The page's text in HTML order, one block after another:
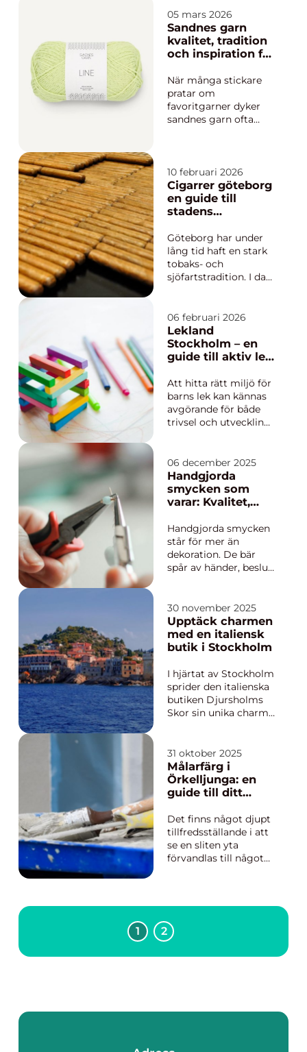
bästa möjliga sätt. En
optiker är en viktig
del av at...
05 mars 2026
Sandnes garn
kvalitet, tradition
och inspiration för
När många stickare
pratar om
favoritgarner dyker
sandnes garn ofta
modern design gör
varumärket starkt,
både bland nybörjare
och erfarna
passar lika bra till
vardagsplagg s...
10 februari 2026
Cigarrer göteborg
en guide till
stadens
Göteborg har under
lång tid haft en stark
tobaks- och
sjöfartstradition. I dag
Många söker efter
Cigarrer Göteborg för
att hitta allt från enkla
vardagscigarrer till
premiumstickor för
speciella t...
06 februari 2026
Lekland
Stockholm – en
guide till aktiv lek
Att hitta rätt miljö för
barns lek kan kännas
avgörande för både
trivsel och utveckling.
erbjuder mer än bara
rutschkanor och
bollhav. Här möts
rörelse, fantas...
06 december 2025
Handgjorda
smycken som
varar: Kvalitet,
hållbarhet
Handgjorda smycken
står för mer än
dekoration. De bär
spår av händer, beslut
berättar om verktyg,
material och omsorg.
I en värld fylld av
likriktning blir h...
30 november 2025
Upptäck charmen
med en italiensk
butik i Stockholm
I hjärtat av Stockholm
sprider den italienska
butiken Djursholms
Skor sin unika charm.
traditionell italiensk
elegans möter den
moderna storstadens
puls. En oas för de sti...
31 oktober 2025
Målarfärg i
Örkelljunga: en
guide till ditt
målarprojekt
Det finns något djupt
tillfredsställande i att
se en sliten yta
förvandlas till något
staden som
kombinerar tradition
och innovation, är
1 2